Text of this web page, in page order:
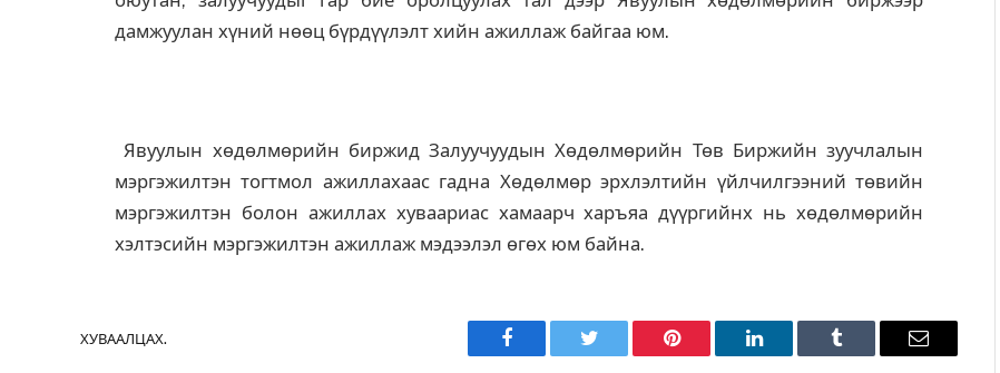
дамжуулан хүний нөөц бүрдүүлэлт хийн ажиллаж байгаа юм.
Явуулын хөдөлмөрийн биржид Залуучуудын Хөдөлмөрийн Төв Биржийн зуучлалын
мэргэжилтэн тогтмол ажиллахаас гадна Хөдөлмөр эрхлэлтийн үйлчилгээний төвийн
мэргэжилтэн болон ажиллах хуваариас хамаарч харъяа дүүргийнх нь хөдөлмөрийн
хэлтэсийн мэргэжилтэн ажиллаж мэдээлэл өгөх юм байна.
ХУВААЛЦАХ.
Facebook Twitter Pinterest LinkedIn Tumblr Имэйл